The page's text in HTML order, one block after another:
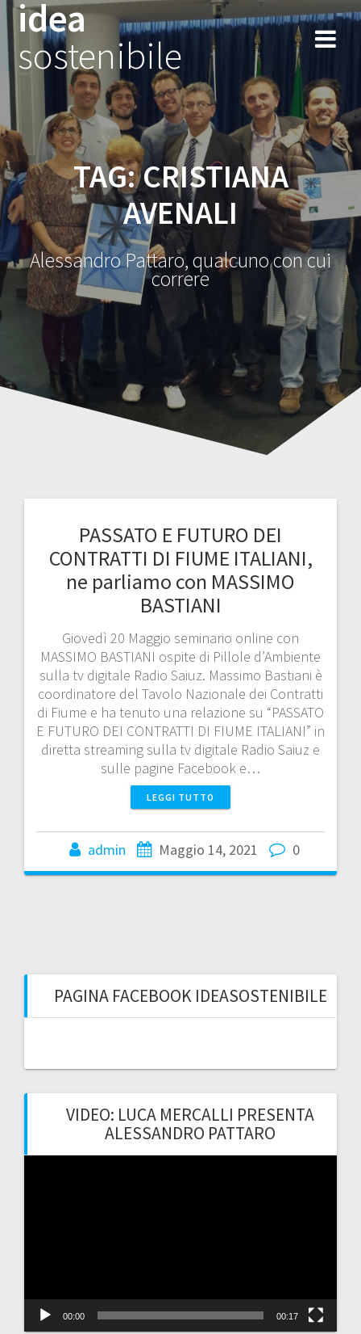
al
contenuto
idea
sostenibile
TAG:CRISTIANA
AVENALI
Alessandro Pattaro, qualcuno con cui
correre
PASSATO E FUTURO DEI
CONTRATTI DI FIUME ITALIANI,
ne parliamo con MASSIMO
BASTIANI
Giovedì 20 Maggio seminario online con
MASSIMO BASTIANI ospite di Pillole d’Ambiente
sulla tv digitale Radio Saiuz. Massimo Bastiani è
coordinatore del Tavolo Nazionale dei Contratti
di Fiume e ha tenuto una relazione su “PASSATO
E FUTURO DEI CONTRATTI DI FIUME ITALIANI” in
diretta streaming sulla tv digitale Radio Saiuz e
sulle pagine Facebook e…
LEGGI TUTTO
admin Maggio 14, 2021 0
PAGINA FACEBOOK IDEASOSTENIBILE
VIDEO: LUCA MERCALLI PRESENTA
ALESSANDRO PATTARO
00:00 00:17